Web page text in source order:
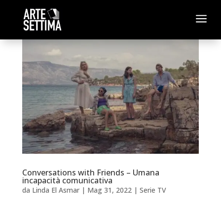
a
Conversations with Friends – Umana
incapacità comunicativa
da Linda El Asmar| Mag 31, 2022| Serie TV